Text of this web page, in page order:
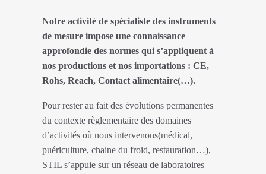
Notre activité de spécialiste des instruments
de mesure impose une connaissance
approfondie des normes qui s’appliquent à
nos productions et nos importations : CE,
Rohs, Reach, Contact alimentaire(…).
Pour rester au fait des évolutions permanentes
du contexte règlementaire des domaines
d’activités où nous intervenons(médical,
puériculture, chaine du froid, restauration…),
STIL s’appuie sur un réseau de laboratoires